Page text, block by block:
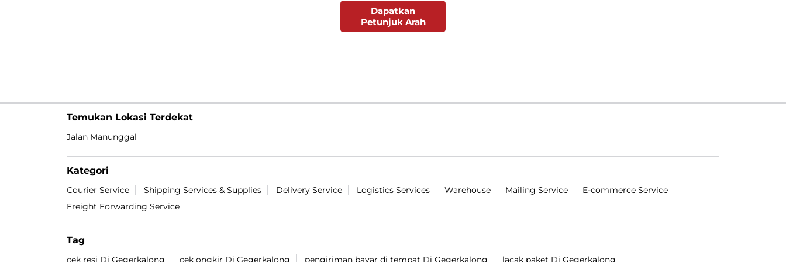
Dapatkan
Petunjuk Arah
Temukan Lokasi Terdekat
Jalan Manunggal
Kategori
Courier Service Shipping Services & Supplies Delivery Service Logistics Services Warehouse Mailing Service
E-commerce Service
Freight Forwarding Service
Tag
cek resi Di Gegerkalong cek ongkir Di Gegerkalong pengiriman bayar di tempat Di Gegerkalong lacak paket Di Gegerkalong